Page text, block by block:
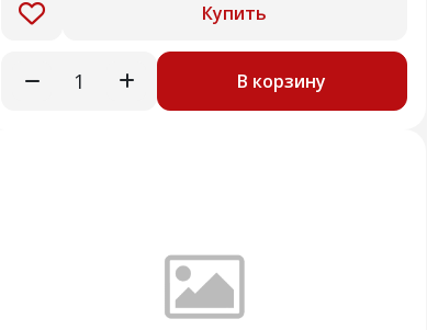
Купить
В корзину